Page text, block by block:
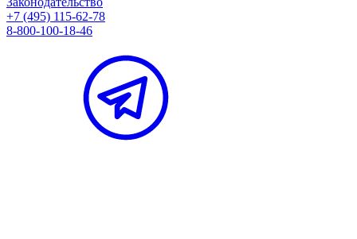
+7 (495) 115-62-78
8-800-100-18-46